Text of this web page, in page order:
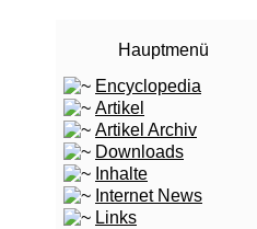
Hauptmenü
Encyclopedia
Artikel
Artikel Archiv
Downloads
Inhalte
Internet News
Links